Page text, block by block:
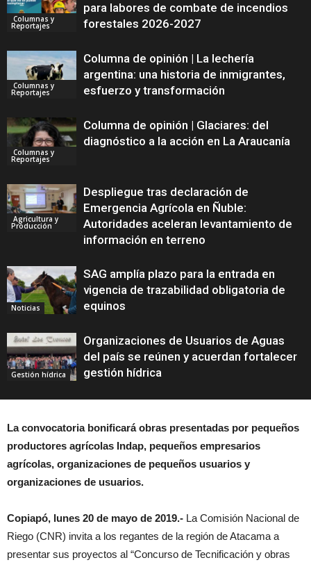
Columnas y
Reportajes
para labores de combate de incendios
forestales 2026-2027
Columnas y
Reportajes
Columna de opinión | La lechería
argentina: una historia de inmigrantes,
esfuerzo y transformación
Columnas y
Reportajes
Columna de opinión | Glaciares: del
diagnóstico a la acción en La Araucanía
Agricultura y
Producción
Despliegue tras declaración de
Emergencia Agrícola en Ñuble:
Autoridades aceleran levantamiento de
información en terreno
Noticias
SAG amplía plazo para la entrada en
vigencia de trazabilidad obligatoria de
equinos
Gestión hídrica
Organizaciones de Usuarios de Aguas
del país se reúnen y acuerdan fortalecer
gestión hídrica
La convocatoria bonificará obras presentadas por pequeños
productores agrícolas Indap, pequeños empresarios
agrícolas, organizaciones de pequeños usuarios y
organizaciones de usuarios.
Copiapó, lunes 20 de mayo de 2019.- La Comisión Nacional de
Riego (CNR) invita a los regantes de la región de Atacama a
presentar sus proyectos al “Concurso de Tecnificación y obras